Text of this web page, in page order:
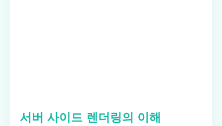
서버 사이드 렌더링의 이해